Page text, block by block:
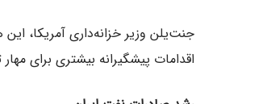
جنت‌یلن وزیر خزانه‌داری آمریکا،
اقدامات پیشگیرانه بیشتری برای